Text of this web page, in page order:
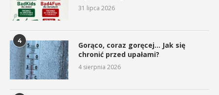
31 lipca 2026
4
Gorąco, coraz goręcej… Jak się
chronić przed upałami?
4 sierpnia 2026